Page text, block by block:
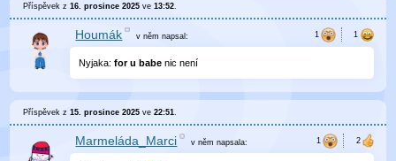
Příspěvek z16. prosince 2025 ve13:52.
Houmák v němnapsal:
Nyjaka:for u babe nic není
Příspěvek z15. prosince 2025 ve22:51.
Marmeláda_Marci v němnapsala: